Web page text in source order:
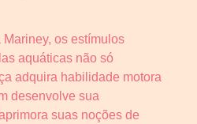
os estímulos
aquáticas não só
adquira habilidade motora
desenvolve sua
suas noções de